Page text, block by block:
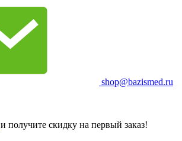
shop@bazismed.ru
и получите скидку на первый заказ!